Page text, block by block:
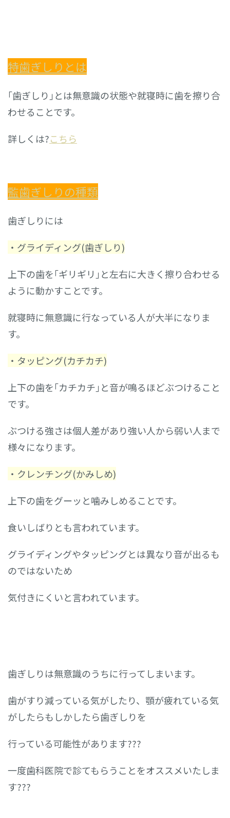
特歯ぎしりとは
｢歯ぎしり｣とは無意識の状態や就寝時に歯を擦り合
わせることです。
詳しくは?こちら
監歯ぎしりの種類
歯ぎしりには
・グライディング(歯ぎしり)
上下の歯を｢ギリギリ｣と左右に大きく擦り合わせる
ように動かすことです。
就寝時に無意識に行なっている人が大半になりま
す。
・タッピング(カチカチ)
上下の歯を｢カチカチ｣と音が鳴るほどぶつけること
です。
ぶつける強さは個人差があり強い人から弱い人まで
様々になります。
・クレンチング(かみしめ)
上下の歯をグーッと噛みしめることです。
食いしばりとも言われています。
グライディングやタッピングとは異なり音が出るも
のではないため
気付きにくいと言われています。
歯ぎしりは無意識のうちに行ってしまいます。
歯がすり減っている気がしたり、顎が疲れている気
がしたらもしかしたら歯ぎしりを
行っている可能性があります???
一度歯科医院で診てもらうことをオススメいたしま
す???